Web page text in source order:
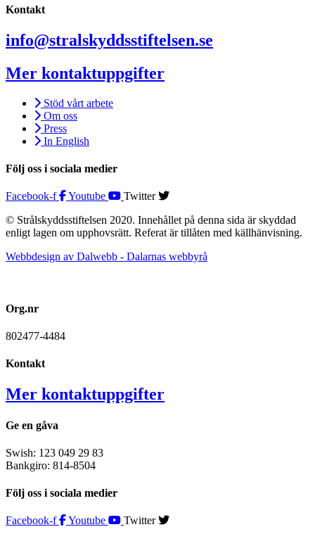
Kontakt
info@stralskyddsstiftelsen.se
Mer kontaktuppgifter
Stöd vårt arbete
Om oss
Press
In English
Följ oss i sociala medier
Facebook-f Youtube
Twitter
© Strålskyddsstiftelsen 2020. Innehållet på denna sida är skyddad
enligt lagen om upphovsrätt. Referat är tillåten med källhänvisning.
Webbdesign av Dalwebb - Dalarnas webbyrå
Org.nr
802477-4484
Kontakt
Mer kontaktuppgifter
Ge en gåva
Swish: 123 049 29 83
Bankgiro: 814-8504
Följ oss i sociala medier
Facebook-f Youtube
Twitter